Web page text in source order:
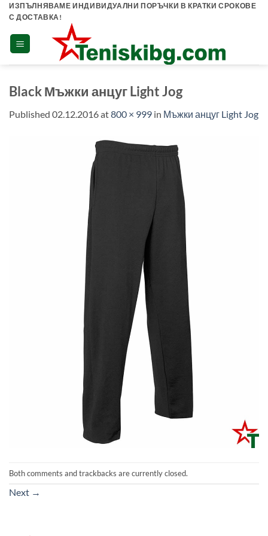
Skip
content
ИЗПЪЛНЯВАМЕ ИНДИВИДУАЛНИ ПОРЪЧКИ В КРАТКИ СРОКОВЕ
С ДОСТАВКА!
Black Мъжки анцуг Light Jog
Published 02.12.2016at800 × 999 in Мъжки анцуг Light Jog
Both comments and trackbacks are currently closed.
Next →